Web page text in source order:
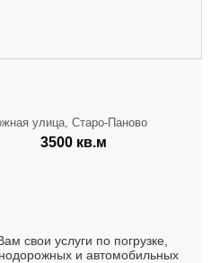
улица, Старо-Паново
3500 кв.м
свои услуги по погрузке,
и автомобильных